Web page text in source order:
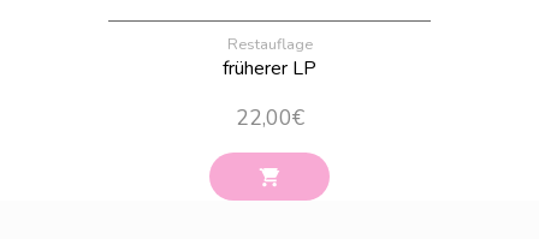
Restauflage
früherer LP
22,00€